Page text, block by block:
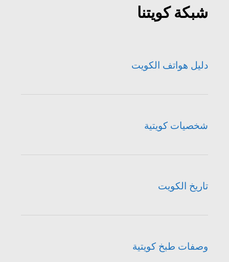
شبكة كويتنا
دليل هواتف الكويت
شخصيات كويتية
تاريخ الكويت
وصفات طبخ كويتية